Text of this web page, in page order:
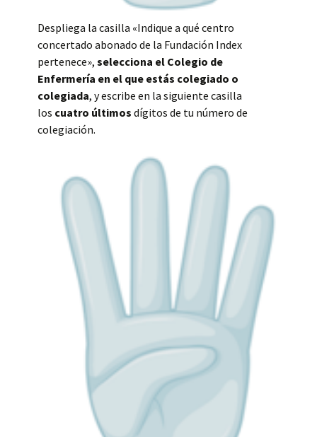
Despliega la casilla «Indique a qué centro
concertado abonado de la Fundación Index
pertenece», selecciona el Colegio de
Enfermería en el que estás colegiado o
colegiada, y escribe en la siguiente casilla
los cuatro últimos dígitos de tu número de
colegiación.